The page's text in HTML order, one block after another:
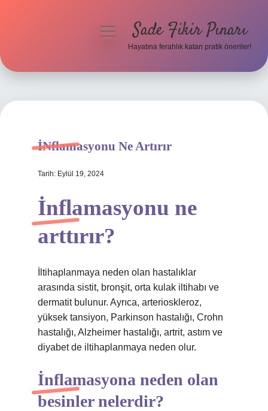
Hakkımızda
menüyüSade Fikir Pınarı
Hayatına ferahlık katan pratik öneriler!
İNflamasyonu Ne Artırır
Tarih: Eylül 19, 2024
İnflamasyonu ne
arttırır?
İltihaplanmaya neden olan hastalıklar
arasında sistit, bronşit, orta kulak iltihabı ve
dermatit bulunur. Ayrıca, arterioskleroz,
yüksek tansiyon, Parkinson hastalığı, Crohn
hastalığı, Alzheimer hastalığı, artrit, astım ve
diyabet de iltihaplanmaya neden olur.
İnflamasyona neden olan
besinler nelerdir?